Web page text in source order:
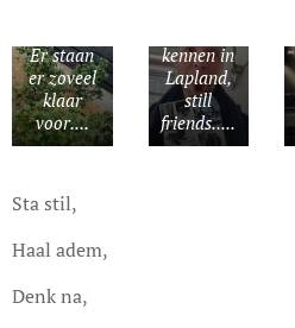
Er staan
er zoveel
klaar
voor....
kennen in
Lapland,
still
friends.....
Sta stil,
Haal adem,
Denk na,